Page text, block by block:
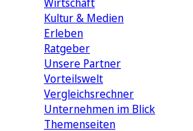
Kultur & Medien
Erleben
Ratgeber
Unsere Partner
Vorteilswelt
Vergleichsrechner
Unternehmen im Blick
Themenseiten